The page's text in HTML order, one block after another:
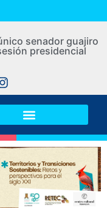
senador guajiro
presidencial